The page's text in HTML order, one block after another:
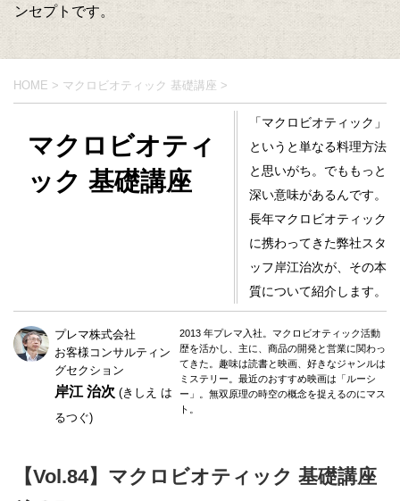
ンセプトです。
HOME > マクロビオティック 基礎講座 >
マクロビオティ
ック 基礎講座
「マクロビオティック」
というと単なる料理方法
と思いがち。でももっと
深い意味があるんです。
長年マクロビオティック
に携わってきた弊社スタ
ッフ岸江治次が、その本
質について紹介します。
プレマ株式会社
お客様コンサルティン
グセクション
岸江 治次(きしえ は
るつぐ)
2013 年プレマ入社。マクロビオティック活動
歴を活かし、主に、商品の開発と営業に関わっ
てきた。趣味は読書と映画、好きなジャンルは
ミステリー。最近のおすすめ映画は「ルーシ
ー」。無双原理の時空の概念を捉えるのにマス
ト。
【Vol.84】マクロビオティック 基礎講座